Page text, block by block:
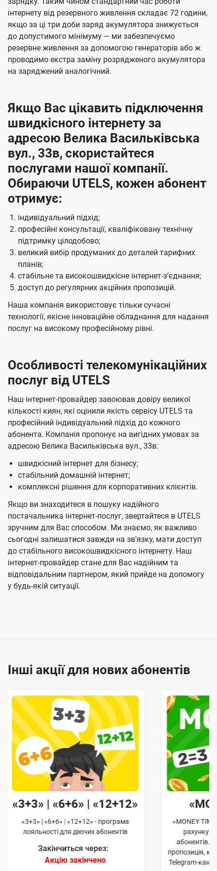
інтернету від резервного живлення складає 72 години,
якщо за ці три доби заряд акумулятора знижується
до допустимого мінімуму — ми забезпечуємо
резервне живлення за допомогою генераторів або ж
проводимо екстра заміну розрядженого акумулятора
на заряджений аналогічний.
Якщо Вас цікавить підключення
швидкісного інтернету за
адресою Велика Васильківська
вул., 33в, скористайтеся
послугами нашої компанії.
Обираючи UTELS, кожен абонент
отримує:
індивідуальний підхід;
професійні консультації, кваліфіковану технічну
підтримку цілодобово;
великий вибір продуманих до деталей тарифних
планів;
стабільне та високошвидкісне інтернет-зʼєднання;
доступ до регулярних акційних пропозицій.
Наша компанія використовує тільки сучасні
технології, якісне інноваційне обладнання для надання
послуг на високому професійному рівні.
Особливості телекомунікаційних
послуг від UTELS
Наш інтернет-провайдер завоював довіру великої
кількості киян, які оцінили якість сервісу UTELS та
професійний індивідуальний підхід до кожного
абонента. Компанія пропонує на вигідних умовах за
адресою Велика Васильківська вул., 33в:
швидкісний інтернет для бізнесу;
стабільний домашній інтернет;
комплексні рішення для корпоративних клієнтів.
Якщо ви знаходитеся в пошуку надійного
постачальника інтернет-послуг, звертайтеся в UTELS
зручним для Вас способом. Ми знаємо, як важливо
сьогодні залишатися завжди на звʼязку, мати доступ
до стабільного високошвидкісного інтернету. Наш
інтернет-провайдер стане для Вас надійним та
відповідальним партнером, який прийде на допомогу
у будь-якій ситуації.
Інші акції для нових абонентів
«3+3» | «6+6» | «12+12»
«3+3» | «6+6» | «12+12» - програма
лояльності для діючих абонентів
Закінчиться через:
Акцію закінчено
«MONEY
рахунку
абонентів.
пропозиція,
Telegram-